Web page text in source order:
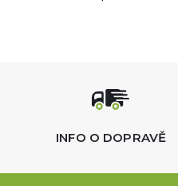
INFO O DOPRAVĚ